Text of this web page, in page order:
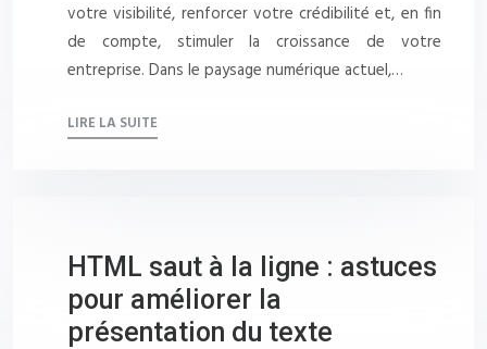
votre visibilité, renforcer votre crédibilité et, en fin
de compte, stimuler la croissance de votre
entreprise. Dans le paysage numérique actuel,…
LIRE LA SUITE
HTML saut à la ligne : astuces
pour améliorer la
présentation du texte